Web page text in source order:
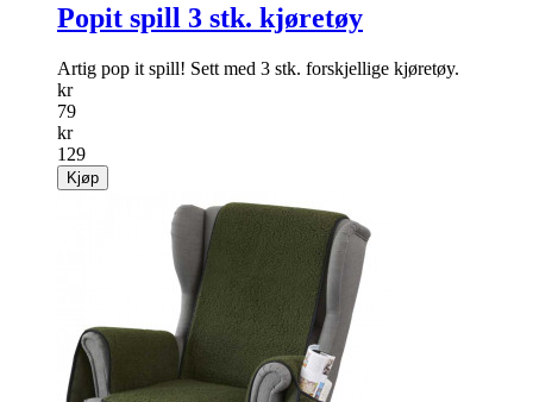
Popit spill 3 stk. kjøretøy
Artig pop it spill! Sett med 3 stk. forskjellige kjøretøy.
kr
79
kr
129
Kjøp